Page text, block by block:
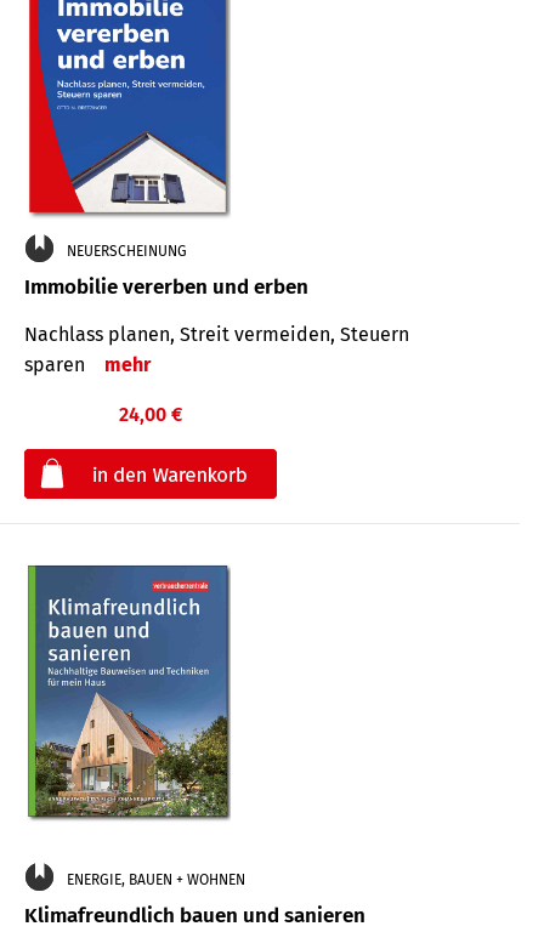
NEUERSCHEINUNG
Immobilie vererben und erben
Nachlass planen, Streit vermeiden, Steuern
sparen
mehr
24,00 €
ENERGIE, BAUEN + WOHNEN
Klimafreundlich bauen und sanieren